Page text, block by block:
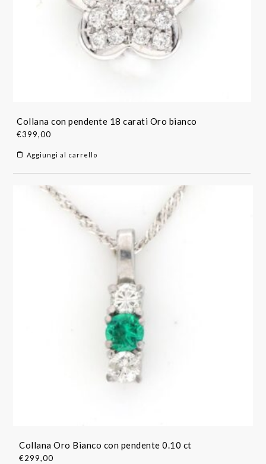
Collana con pendente 18 carati Oro bianco
€399,00
Aggiungi al carrello
Collana Oro Bianco con pendente 0.10 ct
€299,00